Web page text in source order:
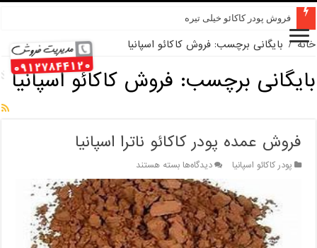
فروش پودر کاکائو خیلی تیره
خانه / بایگانی برچسب: فروش کاکائو اسپانیا
بایگانی برچسب: فروش کاکائو اسپانیا
فروش عمده پودر کاکائو ناترا اسپانیا
پودر کاکائو اسپانیا دیدگاه‌هابرای
فروش
عمده
پودر
کاکائو
ناترا
اسپانیا
بسته هستند